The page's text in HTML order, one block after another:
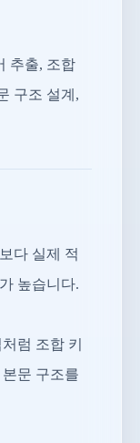
추출, 조합
구조 설계,
다 실제 적
높습니다.
럼 조합 키
문 구조를